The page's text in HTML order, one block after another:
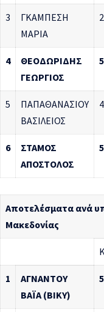
3
ΓΚΑΜΠΕΣΗ
ΜΑΡΙΑ
4
ΘΕΟΔΩΡΙΔΗΣ
ΓΕΩΡΓΙΟΣ
5
ΠΑΠΑΘΑΝΑΣΙΟΥ
ΒΑΣΙΛΕΙΟΣ
6
ΣΤΑΜΟΣ
ΑΠΟΣΤΟΛΟΣ
Αποτελέσματα ανά
Μακεδονίας
1
ΑΓΝΑΝΤΟΥ
ΒΑΪΑ (ΒΙΚΥ)